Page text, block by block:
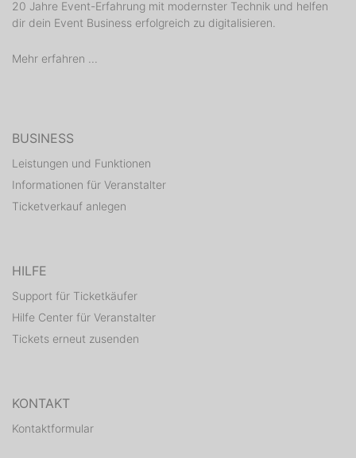
20 Jahre Event-Erfahrung mit modernster Technik und helfen
dir dein Event Business erfolgreich zu digitalisieren.
Mehr erfahren ...
BUSINESS
Leistungen und Funktionen
Informationen für Veranstalter
Ticketverkauf anlegen
HILFE
Support für Ticketkäufer
Hilfe Center für Veranstalter
Tickets erneut zusenden
KONTAKT
Kontaktformular